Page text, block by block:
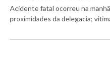
Acidente fatal ocorreu na
proximidades da delegacia;